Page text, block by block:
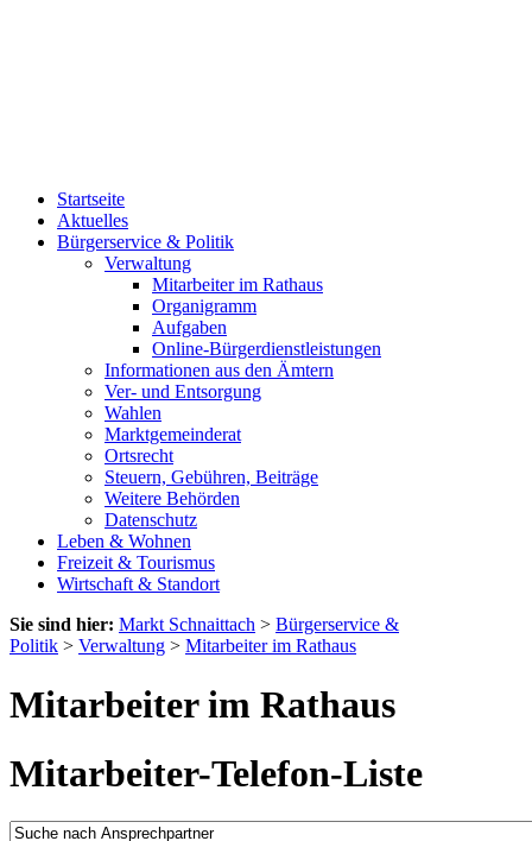
Startseite
Aktuelles
Bürgerservice & Politik
Verwaltung
Mitarbeiter im Rathaus
Organigramm
Aufgaben
Online-Bürgerdienstleistungen
Informationen aus den Ämtern
Ver- und Entsorgung
Wahlen
Marktgemeinderat
Ortsrecht
Steuern, Gebühren, Beiträge
Weitere Behörden
Datenschutz
Leben & Wohnen
Freizeit & Tourismus
Wirtschaft & Standort
Sie sind hier: Markt Schnaittach > Bürgerservice &
Politik > Verwaltung > Mitarbeiter im Rathaus
Mitarbeiter im Rathaus
Mitarbeiter-Telefon-Liste